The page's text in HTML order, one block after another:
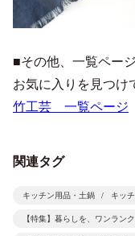
■その他、一覧ページ
お気に入りを見つけ
竹工芸 一覧ページ
関連タグ
キッチン用品・土鍋 キッ
【特集】暮らしを、ワンラン